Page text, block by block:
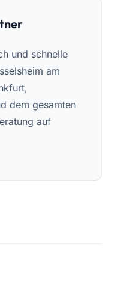
und schnelle
am
dem gesamten
auf